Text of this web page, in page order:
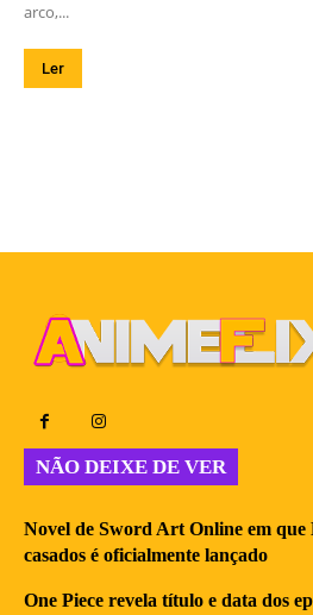
arco,...
Ler
NÃO DEIXE DE VER
Novel de Sword Art Online em que
casados é oficialmente lançado
One Piece revela título e data dos